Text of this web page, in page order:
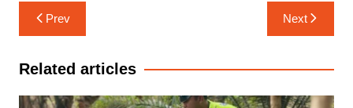
Navigasi
pos
Prev Next
Related articles